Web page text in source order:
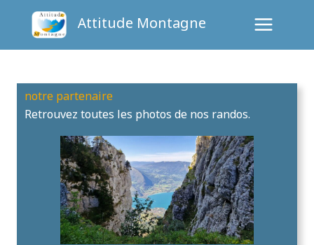
Attitude Montagne
notre partenaire
Retrouvez toutes les photos de nos randos.